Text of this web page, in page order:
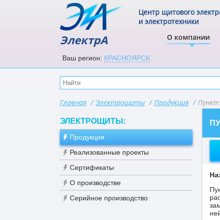
ЭлектрА О компании
Центр щитового
и электротехники
Ваш регион: КРАСНОЯРСК
Главная / Электрощиты / Продукция / Пункт
ЭЛЕКТРОЩИТЫ:
Продукция
Реализованные проекты
Сертификаты
О производстве
Серийное производство